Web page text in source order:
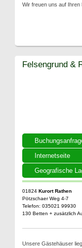
Wir freuen uns auf Ihren
Internetseite
Geografische
Felsengrund &
01824 Kurort Rathen
Pötzschaer Weg 4-7
Telefon: 035021 99930
130 Betten + zusätzlich
Unsere Gästehäuser